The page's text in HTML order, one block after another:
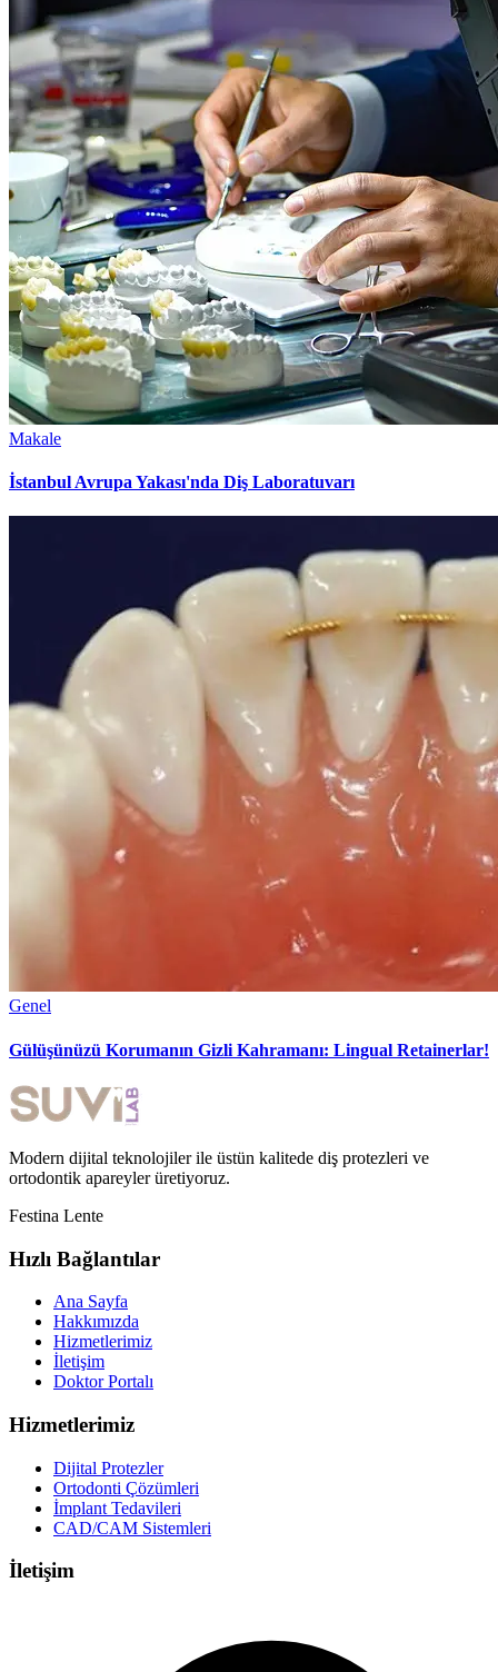
Makale
İstanbul Avrupa Yakası'nda Diş Laboratuvarı
Genel
Gülüşünüzü Korumanın Gizli Kahramanı: Lingual Retainerlar!
Modern dijital teknolojiler ile üstün kalitede diş protezleri ve
ortodontik apareyler üretiyoruz.
Festina Lente
Hızlı Bağlantılar
Ana Sayfa
Hakkımızda
Hizmetlerimiz
İletişim
Doktor Portalı
Hizmetlerimiz
Dijital Protezler
Ortodonti Çözümleri
İmplant Tedavileri
CAD/CAM Sistemleri
İletişim